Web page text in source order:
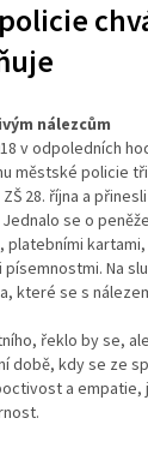
nálezcům
v odpoledních
městské policie
ZŠ 28. října a
se o
platebními
Na
které se s
řeklo by se,
době, kdy se ze
a empatie,